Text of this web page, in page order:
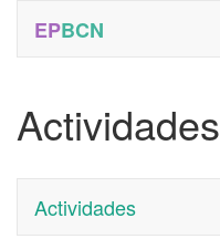
EPBCN
Actividades
Actividades